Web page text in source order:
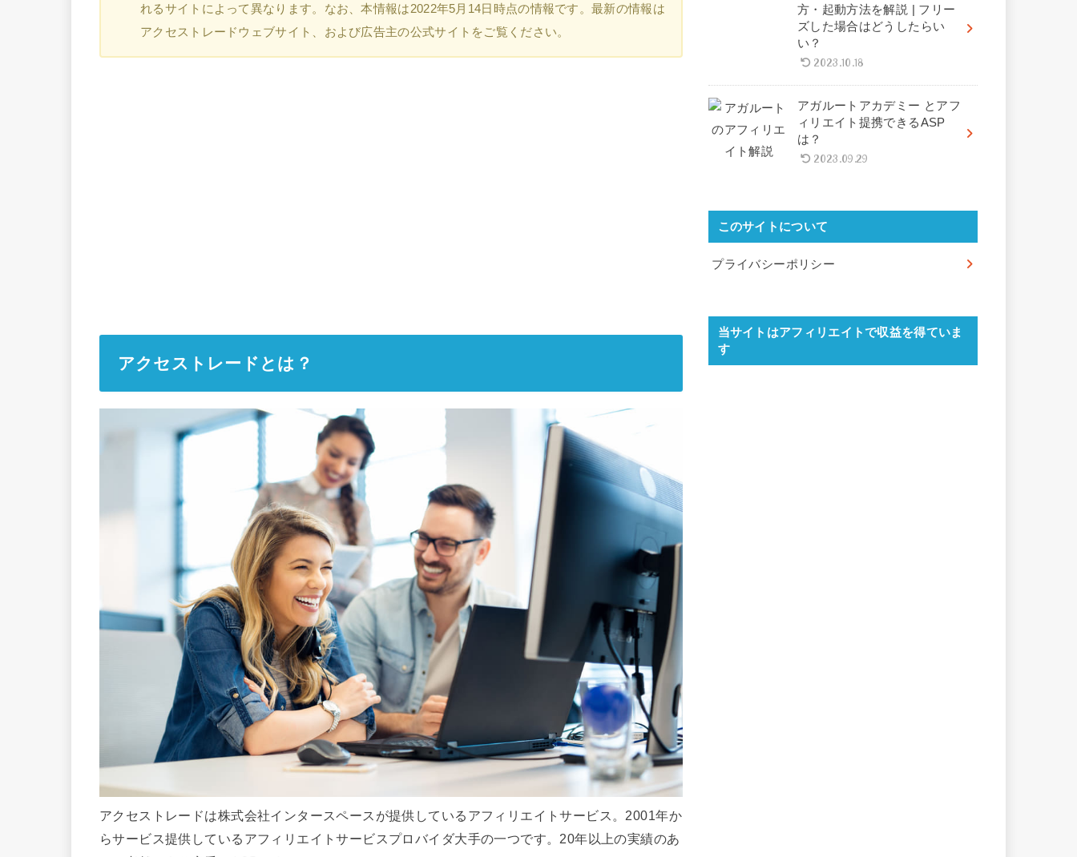
れるサイトによって異なります。なお、本情報は2022年5月14日時点の情報です。最新の情報は
アクセストレードウェブサイト、および広告主の公式サイトをご覧ください。
アクセストレードとは？
アクセストレードは株式会社インタースペースが提供しているアフィリエイトサービス。2001年か
らサービス提供しているアフィリエイトサービスプロバイダ大手の一つです。20年以上の実績のあ
方・起動方法を解説 | フリー
ズした場合はどうしたらい
い？
2023.10.18
アガルートアカデミー とアフ
ィリエイト提携できるASP
は？
2023.09.29
このサイトについて
プライバシーポリシー
当サイトはアフィリエイトで収益を得ていま
す